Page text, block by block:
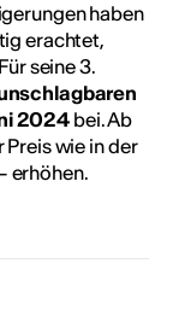
haben
erachtet,
seine 3.
2024 bei. Ab
wie in der
erhöhen.